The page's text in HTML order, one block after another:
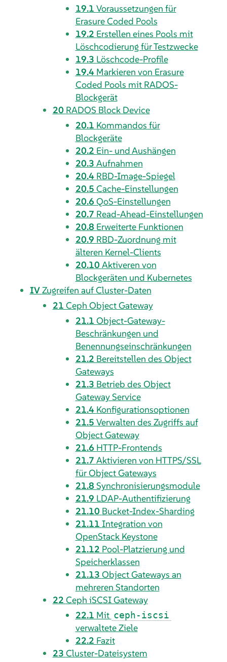
19.1 Voraussetzungen für
Erasure Coded Pools
19.2 Erstellen eines Pools mit
Löschcodierung für Testzwecke
19.3 Löschcode-Profile
19.4 Markieren von Erasure
Coded Pools mit RADOS-
Blockgerät
20 RADOS Block Device
20.1 Kommandos für
Blockgeräte
20.2 Ein- und Aushängen
20.3 Aufnahmen
20.4 RBD-Image-Spiegel
20.5 Cache-Einstellungen
20.6 QoS-Einstellungen
20.7 Read-Ahead-Einstellungen
20.8 Erweiterte Funktionen
20.9 RBD-Zuordnung mit
älteren Kernel-Clients
20.10Aktiveren von
Blockgeräten und Kubernetes
IVZugreifen auf Cluster-Daten
21 Ceph Object Gateway
21.1 Object-Gateway-
Beschränkungen und
Benennungseinschränkungen
21.2 Bereitstellen des Object
Gateways
21.3 Betrieb des Object
Gateway Service
21.4 Konfigurationsoptionen
21.5 Verwalten des Zugriffs auf
Object Gateway
21.6 HTTP-Frontends
21.7 Aktivieren von HTTPS/SSL
für Object Gateways
21.8 Synchronisierungsmodule
21.9 LDAP-Authentifizierung
21.10 Bucket-Index-Sharding
21.11 Integration von
OpenStack Keystone
21.12 Pool-Platzierung und
Speicherklassen
21.13 Object Gateways an
mehreren Standorten
22 Ceph iSCSI Gateway
22.1 Mit ceph-iscsi
verwaltete Ziele
22.2 Fazit
23 Cluster-Dateisystem